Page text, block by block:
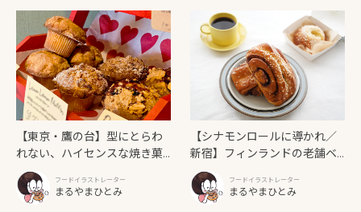
【東京・鷹の台】型にとらわ
れない、ハイセンスな焼き菓
子「SUN3C（サンサンク）」
フードイラストレーター
まるやまひとみ
【シナモンロールに導かれ／
新宿】フィンランドの老舗ベ
ーカリーカフェが日本上陸！
「Ekberg（エクベリ）」
フードイラストレーター
まるやまひとみ